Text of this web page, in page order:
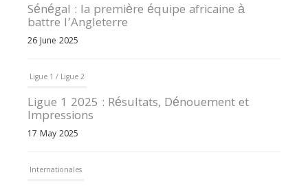
Sénégal : la première équipe africaine à
battre l’Angleterre
26 June 2025
Ligue 1 / Ligue 2
Ligue 1 2025 : Résultats, Dénouement et
Impressions
17 May 2025
Internationales